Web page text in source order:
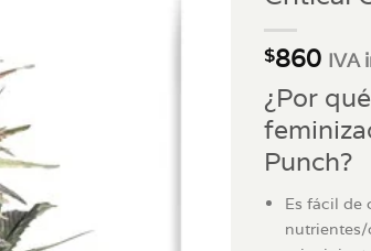
$860 IVA
¿Por
Punch?
Es fácil de